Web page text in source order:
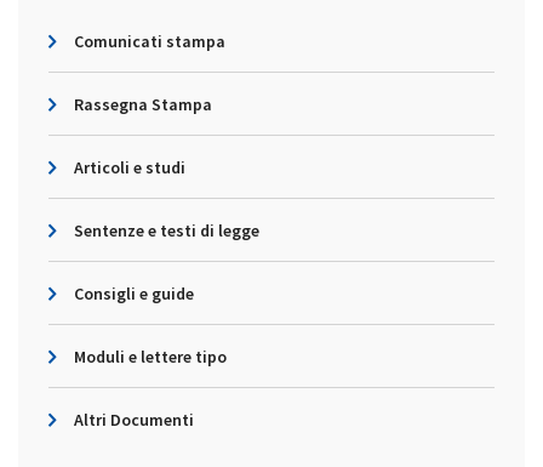
Comunicati stampa
Rassegna Stampa
Articoli e studi
Sentenze e testi di legge
Consigli e guide
Moduli e lettere tipo
Altri Documenti